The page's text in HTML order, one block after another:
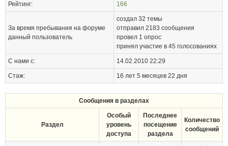
Рейтинг: 166
За время пребывания на форуме
данный пользователь
создал 32 темы
отправил 2183 сообщения
провел 1 опрос
принял участие в 45 голосованиях
С нами с: 14.02.2010 22:29
Стаж: 16 лет 5 месяцев 22 дня
Сообщения в разделах
Раздел
Особый
уровень
доступа
Последнее
посещение
раздела
Количество
сообщений